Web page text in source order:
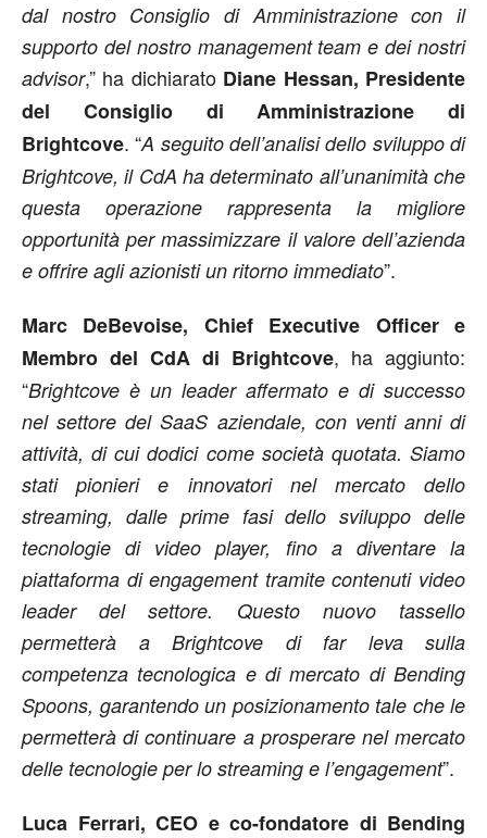
dal nostro Consiglio di Amministrazione con il
supporto del nostro management team e dei nostri
advisor,” ha dichiaratoDiane Hessan, Presidente
del Consiglio di Amministrazione di
Brightcove. “A seguito dell’analisi dello sviluppo di
Brightcove, il CdA ha determinato all’unanimità che
questa operazione rappresenta la migliore
opportunità per massimizzare il valore dell’azienda
e offrire agli azionisti un ritorno immediato”.
Marc DeBevoise, Chief Executive Officer e
Membro del CdA di Brightcove, ha aggiunto:
“Brightcove è un leader affermato e di successo
nel settore del SaaS aziendale, con venti anni di
attività, di cui dodici come società quotata. Siamo
stati pionieri e innovatori nel mercato dello
streaming, dalle prime fasi dello sviluppo delle
tecnologie di video player, fino a diventare la
piattaforma di engagement tramite contenuti video
leader del settore. Questo nuovo tassello
permetterà a Brightcove di far leva sulla
competenza tecnologica e di mercato di Bending
Spoons, garantendo un posizionamento tale che le
permetterà di continuare a prosperare nel mercato
delle tecnologie per lo streaming e l’engagement”.
Luca Ferrari, CEO e co-fondatore di Bending